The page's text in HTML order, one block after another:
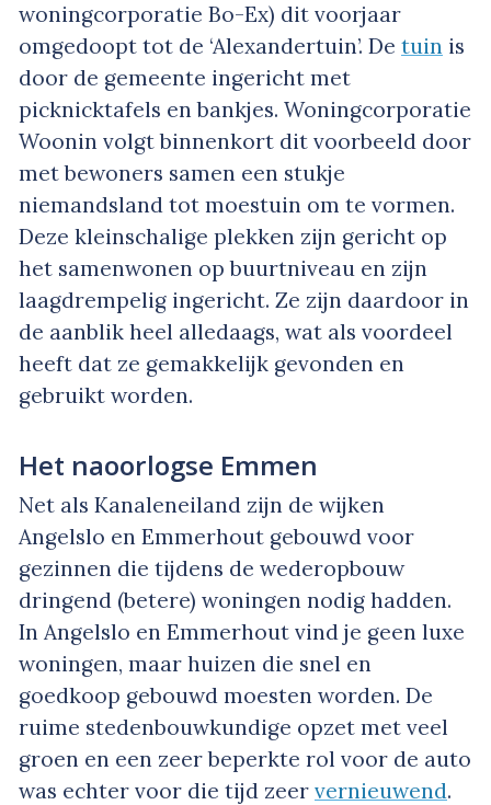
woningcorporatie Bo-Ex) dit voorjaar
omgedoopt tot de ‘Alexandertuin’. De tuin is
door de gemeente ingericht met
picknicktafels en bankjes. Woningcorporatie
Woonin volgt binnenkort dit voorbeeld door
met bewoners samen een stukje
niemandsland tot moestuin om te vormen.
Deze kleinschalige plekken zijn gericht op
het samenwonen op buurtniveau en zijn
laagdrempelig ingericht. Ze zijn daardoor in
de aanblik heel alledaags, wat als voordeel
heeft dat ze gemakkelijk gevonden en
gebruikt worden.
Het naoorlogse Emmen
Net als Kanaleneiland zijn de wijken
Angelslo en Emmerhout gebouwd voor
gezinnen die tijdens de wederopbouw
dringend (betere) woningen nodig hadden.
In Angelslo en Emmerhout vind je geen luxe
woningen, maar huizen die snel en
goedkoop gebouwd moesten worden. De
ruime stedenbouwkundige opzet met veel
groen en een zeer beperkte rol voor de auto
was echter voor die tijd zeer vernieuwend.